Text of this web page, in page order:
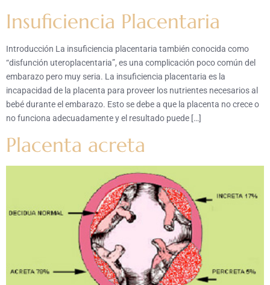
Insuficiencia Placentaria
Introducción La insuficiencia placentaria también conocida como
“disfunción uteroplacentaria”, es una complicación poco común del
embarazo pero muy seria. La insuficiencia placentaria es la
incapacidad de la placenta para proveer los nutrientes necesarios al
bebé durante el embarazo. Esto se debe a que la placenta no crece o
no funciona adecuadamente y el resultado puede […]
Placenta acreta